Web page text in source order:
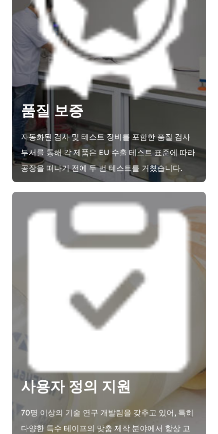
품질 보증
자동화된 검사 및 테스트 장비를 포함한 품질 검사
부서를 통해 각 제품은 EU 수출 테스트 표준에 따라
공장을 떠나기 전에 두 번 테스트를 거쳤습니다.
사용자 정의 지원
70명 이상의 기술 연구 개발팀을 갖추고 있어, 특히
다양한 특수 테이프의 맞춤 제작 분야에서 항상 고